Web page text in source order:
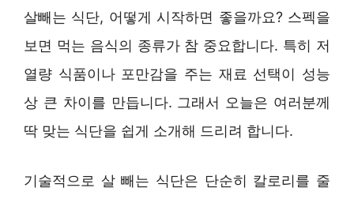
살빼는 식단, 어떻게 시작하면 좋을까요? 스펙을
보면 먹는 음식의 종류가 참 중요합니다. 특히 저
열량 식품이나 포만감을 주는 재료 선택이 성능
상 큰 차이를 만듭니다. 그래서 오늘은 여러분께
딱 맞는 식단을 쉽게 소개해 드리려 합니다.
기술적으로 살 빼는 식단은 단순히 칼로리를 줄